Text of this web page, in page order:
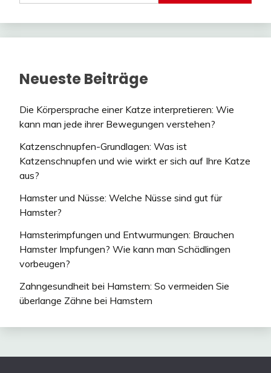
Neueste Beiträge
Die Körpersprache einer Katze interpretieren: Wie
kann man jede ihrer Bewegungen verstehen?
Katzenschnupfen-Grundlagen: Was ist
Katzenschnupfen und wie wirkt er sich auf Ihre Katze
aus?
Hamster und Nüsse: Welche Nüsse sind gut für
Hamster?
Hamsterimpfungen und Entwurmungen: Brauchen
Hamster Impfungen? Wie kann man Schädlingen
vorbeugen?
Zahngesundheit bei Hamstern: So vermeiden Sie
überlange Zähne bei Hamstern